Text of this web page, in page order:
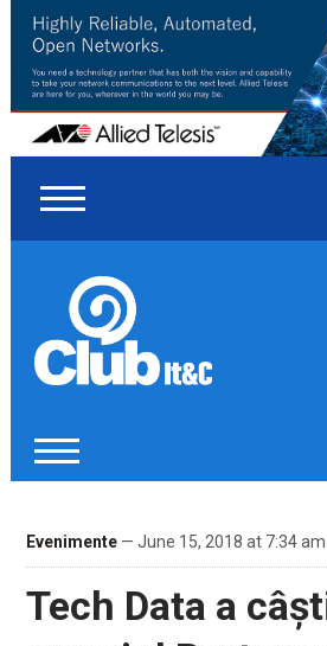
Evenimente— June 15, 2018 at 7:34 am
Tech Data a